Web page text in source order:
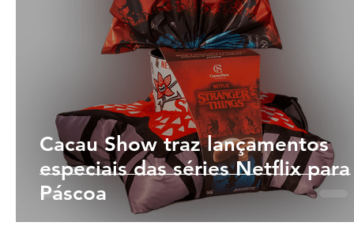
Moonbug R. Start Cocomelon
Cacau Show traz lançamentos
especiais das séries Netflix para
Páscoa